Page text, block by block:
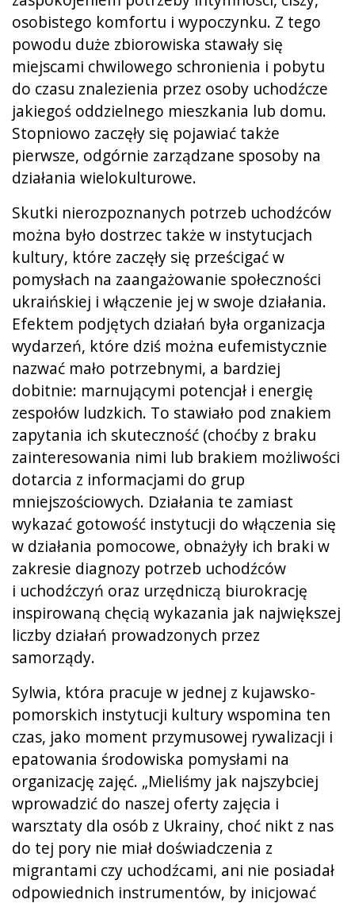
osobistego komfortu i wypoczynku. Z tego
powodu duże zbiorowiska stawały się
miejscami chwilowego schronienia i pobytu
do czasu znalezienia przez osoby uchodźcze
jakiegoś oddzielnego mieszkania lub domu.
Stopniowo zaczęły się pojawiać także
pierwsze, odgórnie zarządzane sposoby na
działania wielokulturowe.
Skutki nierozpoznanych potrzeb uchodźców
można było dostrzec także w instytucjach
kultury, które zaczęły się prześcigać w
pomysłach na zaangażowanie społeczności
ukraińskiej i włączenie jej w swoje działania.
Efektem podjętych działań była organizacja
wydarzeń, które dziś można eufemistycznie
nazwać mało potrzebnymi, a bardziej
dobitnie: marnującymi potencjał i energię
zespołów ludzkich. To stawiało pod znakiem
zapytania ich skuteczność (choćby z braku
zainteresowania nimi lub brakiem możliwości
dotarcia z informacjami do grup
mniejszościowych. Działania te zamiast
wykazać gotowość instytucji do włączenia się
w działania pomocowe, obnażyły ich braki w
zakresie diagnozy potrzeb uchodźców
i uchodźczyń oraz urzędniczą biurokrację
inspirowaną chęcią wykazania jak największej
liczby działań prowadzonych przez
samorządy.
Sylwia, która pracuje w jednej z kujawsko-
pomorskich instytucji kultury wspomina ten
czas, jako moment przymusowej rywalizacji i
epatowania środowiska pomysłami na
organizację zajęć. „Mieliśmy jak najszybciej
wprowadzić do naszej oferty zajęcia i
warsztaty dla osób z Ukrainy, choć nikt z nas
do tej pory nie miał doświadczenia z
migrantami czy uchodźcami, ani nie posiadał
odpowiednich instrumentów, by inicjować